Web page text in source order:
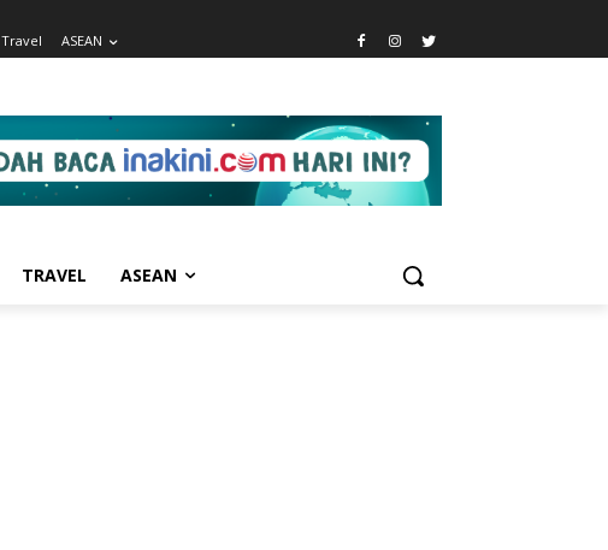
Travel ASEAN
TRAVEL ASEAN